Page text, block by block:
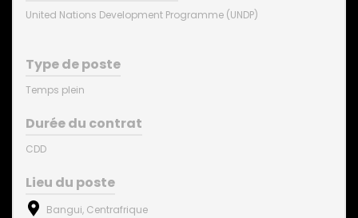
United Nations Development Programme (UNDP)
Type de poste
Temps plein
Durée du contrat
CDD
Lieu du poste
Bangui, Centrafrique